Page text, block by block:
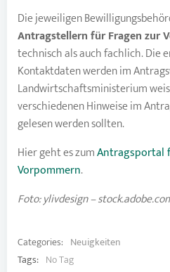
Die jeweiligen
Antragstellern für Fragen zur
technisch als auch fachlich. Die
Kontaktdaten werden im
Landwirtschaftsministerium
verschiedenen Hinweise im
gelesen werden sollten.
Hier geht es zumAntragsportal
Vorpommern.
Foto: ylivdesign –
Categories: Neuigkeiten
Tags: No Tag